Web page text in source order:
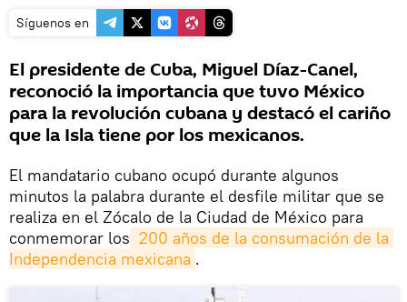
Síguenos en
El presidente de Cuba, Miguel Díaz-Canel,
reconoció la importancia que tuvo México
para la revolución cubana y destacó el cariño
que la Isla tiene por los mexicanos.
El mandatario cubano ocupó durante algunos
minutos la palabra durante el desfile militar que se
realiza en el Zócalo de la Ciudad de México para
conmemorar los 200 años de la consumación de la
Independencia mexicana .